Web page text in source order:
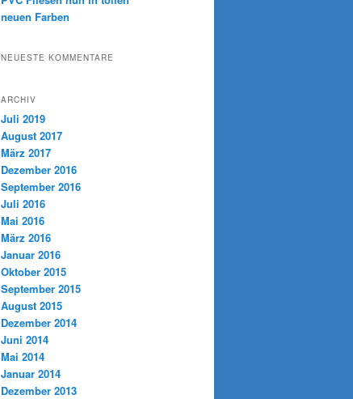
neuen Farben
NEUESTE KOMMENTARE
ARCHIV
Juli 2019
August 2017
März 2017
Dezember 2016
September 2016
Juli 2016
Mai 2016
März 2016
Januar 2016
Oktober 2015
September 2015
August 2015
Dezember 2014
Juni 2014
Mai 2014
Januar 2014
Dezember 2013